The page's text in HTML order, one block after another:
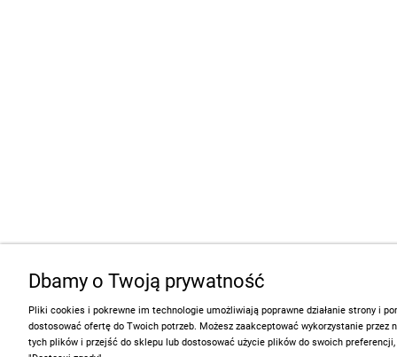
Dbamy o Twoją prywatność
Pliki cookies i pokrewne im technologie umożliwiają poprawne działanie strony i
dostosować ofertę do Twoich potrzeb. Możesz zaakceptować wykorzystanie przez
tych plików i przejść do sklepu lub dostosować użycie plików do swoich